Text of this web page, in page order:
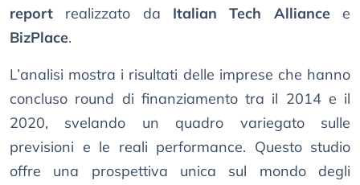
report realizzato da Italian Tech Alliancee
BizPlace.
L’analisi mostra i risultati delle imprese che hanno
concluso round di finanziamento tra il 2014 e il
2020, svelando un quadro variegato sulle
previsioni e le reali performance. Questo studio
offre una prospettiva unica sul mondo degli